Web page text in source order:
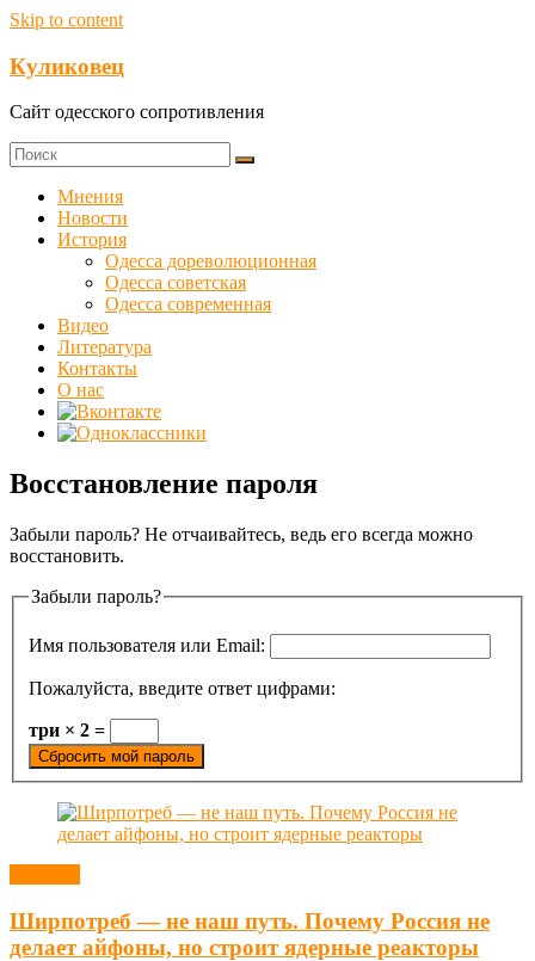
Skip to content
Куликовец
Сайт одесского сопротивления
Мнения
Новости
История
Одесса дореволюционная
Одесса советская
Одесса современная
Видео
Литература
Контакты
О нас
Восстановление пароля
Забыли пароль? Не отчаивайтесь, ведь его всегда можно
восстановить.
Забыли пароль?
Имя пользователя или Email:
Пожалуйста, введите ответ цифрами:
три × 2 =
Сбросить мой пароль
Ширпотреб — не наш путь. Почему Россия не
делает айфоны, но строит ядерные реакторы